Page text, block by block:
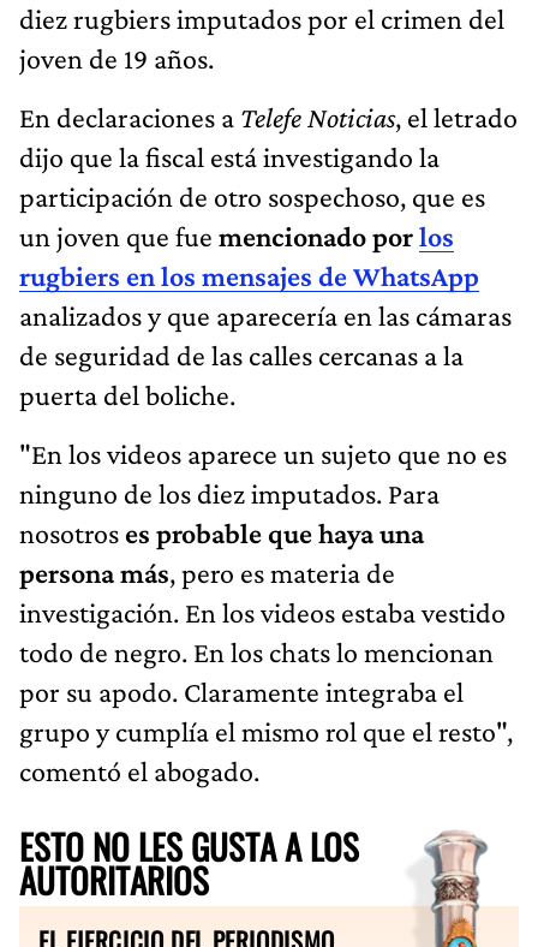
diez rugbiers imputados por el crimen del
joven de 19 años.
En declaraciones a Telefe Noticias, el letrado
dijo que la fiscal está investigando la
participación de otro sospechoso, que es
un joven que fue mencionado porlos
rugbiers en los mensajes de WhatsApp
analizados y que aparecería en las cámaras
de seguridad de las calles cercanas a la
puerta del boliche.
"En los videos aparece un sujeto que no es
ninguno de los diez imputados. Para
nosotros es probable que haya una
persona más, pero es materia de
investigación. En los videos estaba vestido
todo de negro. En los chats lo mencionan
por su apodo. Claramente integraba el
grupo y cumplía el mismo rol que el resto",
comentó el abogado.
ESTO NO LES GUSTA A LOS
AUTORITARIOS